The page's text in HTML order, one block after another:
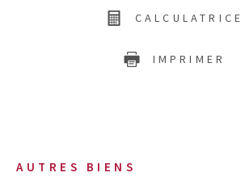
CALCULATRICE
IMPRIMER
AUTRES BIENS